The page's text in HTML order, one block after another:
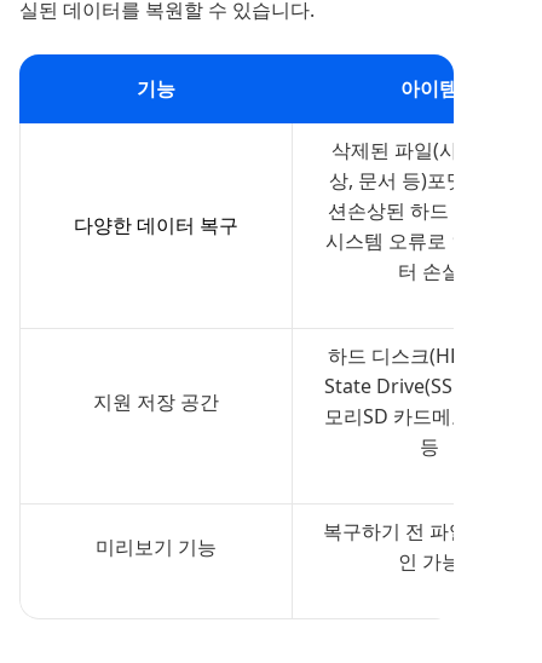
실된 데이터를 복원할 수 있습니다.
기능 아이템
다양한 데이터 복구
삭제된 파일(사진, 동영
상, 문서 등)포맷된 파티
션손상된 하드 드라이브
시스템 오류로 인한 데이
터 손실
지원 저장 공간
하드 디스크(HDD)Solid
State Drive(SSD)USB 메
모리SD 카드메모리 카드
등
미리보기 기능
복구하기 전 파일 내용 확
인 가능